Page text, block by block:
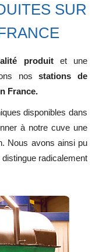
SUR
produit et une
nosstations de
France.
disponibles dans
à notre cuve une
Nous avons ainsi pu
radicalement